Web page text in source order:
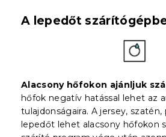
A lepedőt
Alacsony hőfokon ajánljuk
hőfok negatív hatással lehet az
tulajdonságaira. A jersey,
lepedőt lehet alacsony hőfokon